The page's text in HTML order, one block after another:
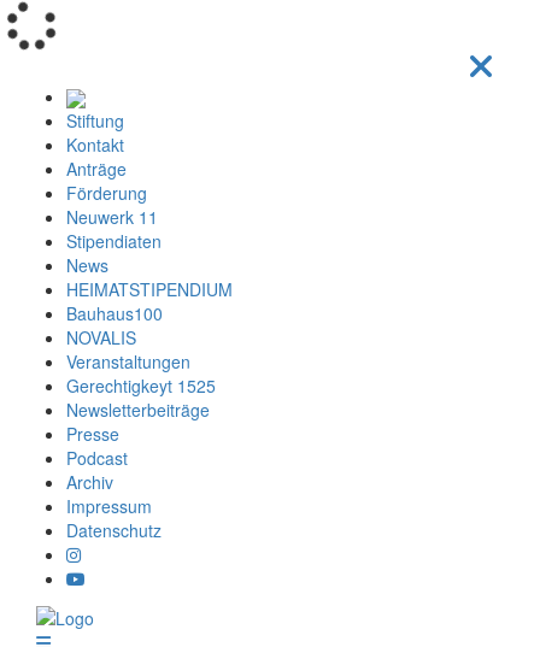
Stiftung
Kontakt
Anträge
Förderung
Neuwerk 11
Stipendiaten
News
HEIMATSTIPENDIUM
Bauhaus100
NOVALIS
Veranstaltungen
Gerechtigkeyt 1525
Newsletterbeiträge
Presse
Podcast
Archiv
Impressum
Datenschutz